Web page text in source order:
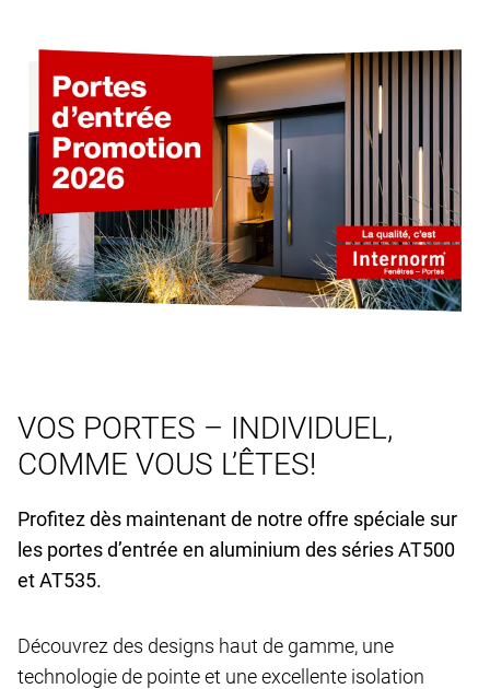
VOS PORTES – INDIVIDUEL,
COMME VOUS L’ÊTES!
Profitez dès maintenant de notre offre spéciale sur
les portes d’entrée en aluminium des séries AT500
et AT535.
Découvrez des designs haut de gamme, une
technologie de pointe et une excellente isolation